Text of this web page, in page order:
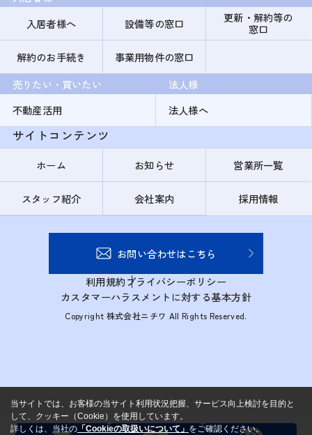
入居者様へ
設備等の窓口
更新・解約等の
窓口
解約のお手続き
事業用物件の窓口
売りたい・買いたい
不動産活用
法人様
法人様へ
サイトコンテンツ
ホーム お知らせ 営業所一覧
スタッフ紹介 会社案内 採用情報
お問い合わせはこちら
利用規約プライバシーポリシー
カスタマーハラスメントに対する基本方針
Copyright 株式会社ニチワ All Rights Reserved.
当サイトでは、お客様の当サイト利用状況把握、サービス向上検討を目的と
して、クッキー（Cookie）を使用しています。
詳しくは、当社の 「Cookieの取扱いについて」 をご確認ください。